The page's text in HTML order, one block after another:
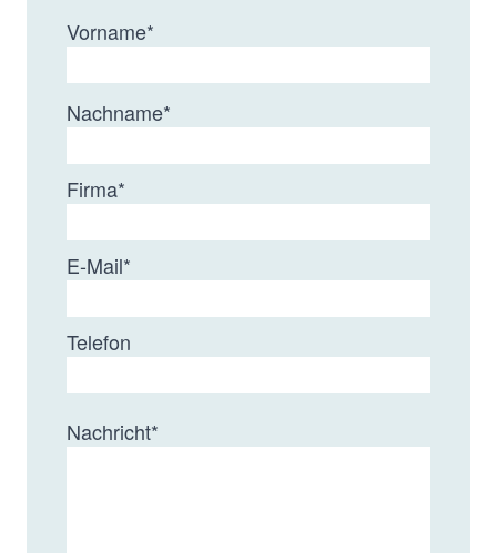
Vorname*
Nachname*
Firma*
E-Mail*
Telefon
Nachricht*